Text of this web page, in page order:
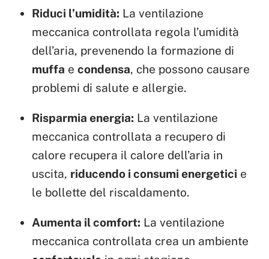
Riduci l’umidità: La ventilazione
meccanica controllata regola l’umidità
dell’aria, prevenendo la formazione di
muffa econdensa, che possono causare
problemi di salute e allergie.
Risparmia energia: La ventilazione
meccanica controllata a recupero di
calore recupera il calore dell’aria in
uscita, riducendo i consumi energetici e
le bollette del riscaldamento.
Aumenta il comfort: La ventilazione
meccanica controllata crea un ambiente